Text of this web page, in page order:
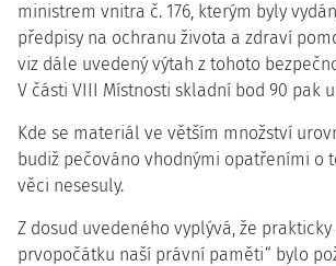
ministrem vnitra č. 176, kterým byly
předpisy na ochranu života a zdraví
viz dále uvedený výtah z tohoto
V části VIII Místnosti skladní bod 90 pak
Kde se materiál ve větším množství
budiž pečováno vhodnými opatřeními o
věci nesesuly.
Z dosud uvedeného vyplývá, že prakticky
prvopočátku naší právní paměti“ bylo